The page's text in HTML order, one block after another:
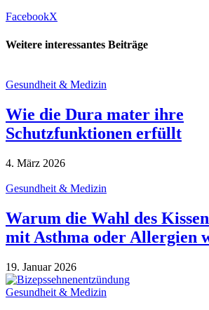
FacebookX
Weitere interessantes Beiträge
Gesundheit & Medizin
Wie die Dura mater ihre
Schutzfunktionen erfüllt
4. März 2026
Gesundheit & Medizin
Warum die Wahl des
mit Asthma oder Allergien
19. Januar 2026
Gesundheit & Medizin